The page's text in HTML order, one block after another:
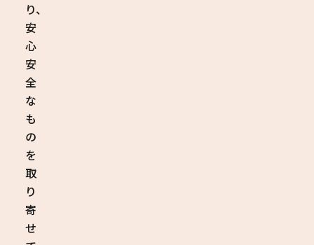
り、
安
心
安
全
な
も
の
を
取
り
寄
せ